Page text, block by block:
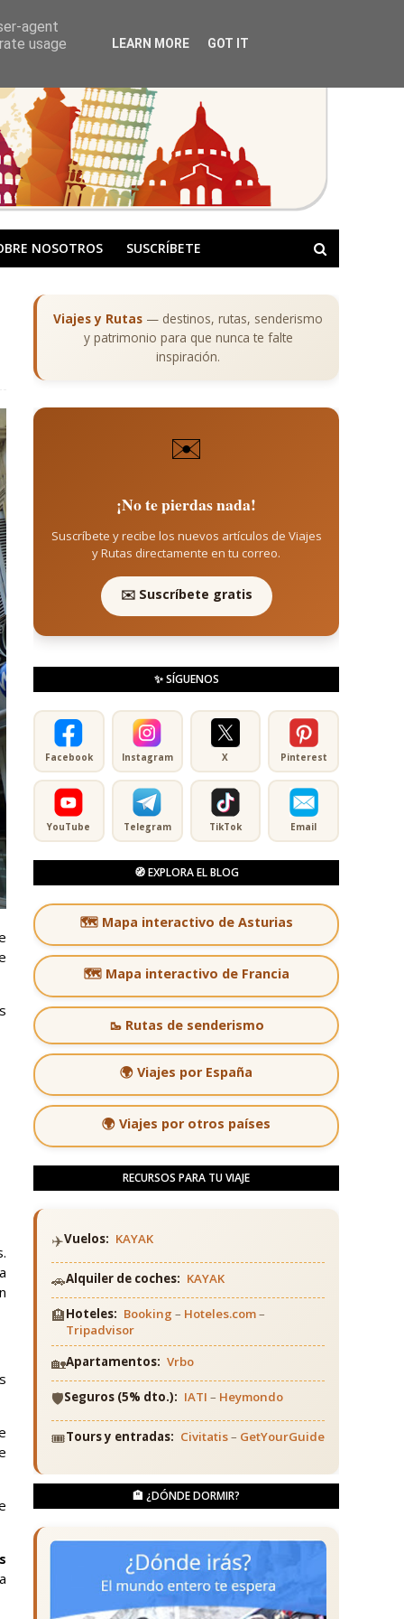
NOSOTROS SUSCRÍBETE
Viajes y Rutas — destinos, rutas, senderismo
y patrimonio para que nunca te falte
inspiración.
✉️
¡No te pierdas nada!
Suscríbete y recibe los nuevos artículos de Viajes
y Rutas directamente en tu correo.
✉️ Suscríbete gratis
✨ SÍGUENOS
Facebook Instagram X Pinterest
YouTube Telegram TikTok Email
🧭 EXPLORA EL BLOG
🗺️ Mapa interactivo de Asturias
🗺️ Mapa interactivo de Francia
🥾 Rutas de senderismo
🌍 Viajes por España
🌍 Viajes por otros países
RECURSOS PARA TU VIAJE
✈️Vuelos: KAYAK
🚗Alquiler de coches: KAYAK
🏨Hoteles: Booking – Hoteles.com–
Tripadvisor
🏡Apartamentos: Vrbo
🛡️Seguros (5% dto.): IATI – Heymondo
🎟️Tours y entradas: Civitatis– GetYourGuide
🏨 ¿DÓNDE DORMIR?
agent
usage
LEARN MORE GOT IT